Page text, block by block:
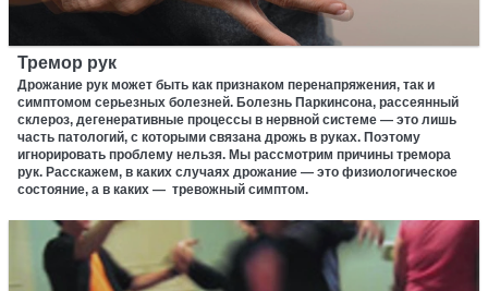
Тремор рук
Дрожание рук может быть как признаком перенапряжения, так и
симптомом серьезных болезней. Болезнь Паркинсона, рассеянный
склероз, дегенеративные процессы в нервной системе — это лишь
часть патологий, с которыми связана дрожь в руках. Поэтому
игнорировать проблему нельзя. Мы рассмотрим причины тремора
рук. Расскажем, в каких случаях дрожание — это физиологическое
состояние, а в каких — тревожный симптом.